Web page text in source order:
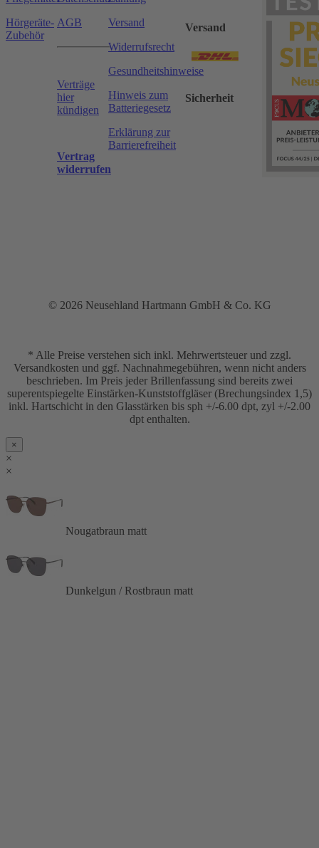
Hörgeräte-
Zubehör
AGB
Verträge
hier
kündigen
Vertrag
widerrufen
Versand
Widerrufsrecht
Gesundheitshinweise
Hinweis zum
Batteriegesetz
Erklärung zur
Barrierefreiheit
Versand
Sicherheit
© 2026 Neusehland Hartmann GmbH & Co. KG
* Alle Preise verstehen sich inkl. Mehrwertsteuer und zzgl.
Versandkosten und ggf. Nachnahmegebühren, wenn nicht anders
beschrieben. Im Preis jeder Brillenfassung sind bereits zwei
superentspiegelte Einstärken-Kunststoffgläser (Brechungsindex 1,5)
inkl. Hartschicht in den Glasstärken bis sph +/-6.00 dpt, zyl +/-2.00
dpt enthalten.
×
×
×
Nougatbraun matt
Dunkelgun / Rostbraun matt